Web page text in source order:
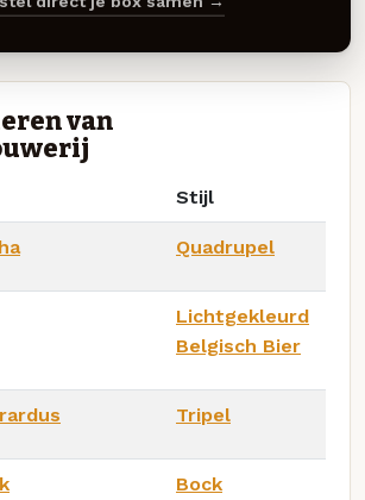
van
Stijl
Quadrupel
Lichtgekleurd
Belgisch Bier
Tripel
Bock